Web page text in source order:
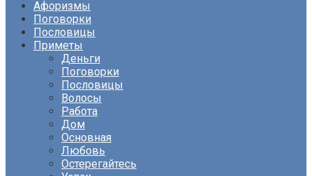
Афоризмы
Поговорки
Пословицы
Приметы
Деньги
Поговорки
Пословицы
Волосы
Работа
Дом
Основная
Любовь
Остерегайтесь